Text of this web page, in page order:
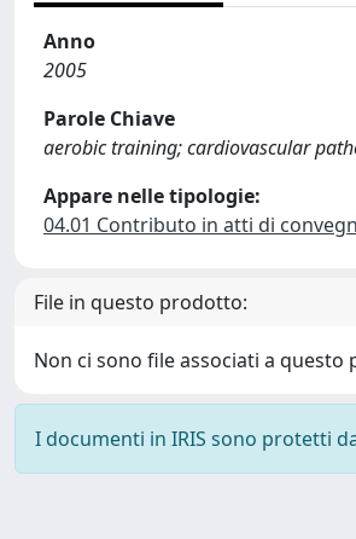
Anno
2005
Parole Chiave
aerobic training; cardiovascular
Appare nelle tipologie:
04.01 Contributo in atti di
File in questo prodotto:
Non ci sono file associati a questo
I documenti in IRIS sono protetti